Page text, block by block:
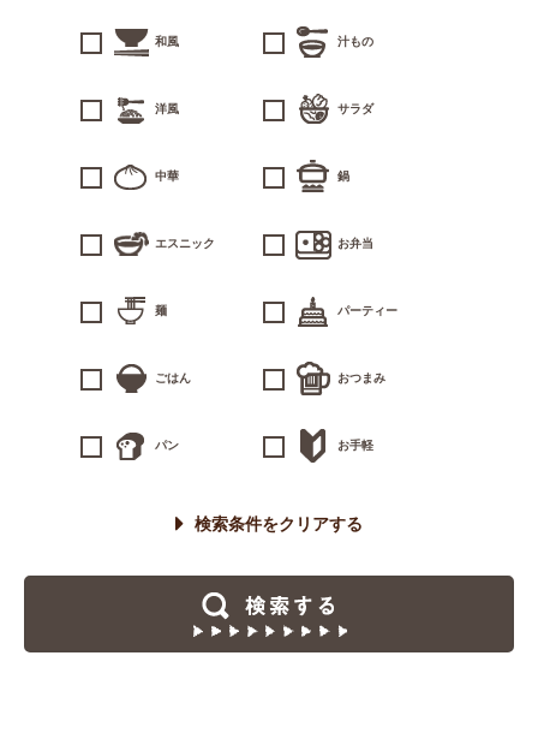
和風
洋風
中華
エスニック
麺
ごはん
パン
汁もの
サラダ
鍋
お弁当
パーティー
おつまみ
お手軽
検索条件をクリアする